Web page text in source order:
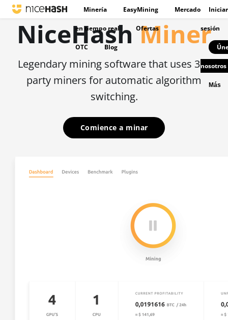
Minería EasyMining Mercado
en tiempo real Ofertas
OTC Blog
Iniciar
sesión
nosotros
Más
NiceHashMiner
Legendary mining software that uses 3rd
party miners for automatic algorithm
switching.
Comience a minar